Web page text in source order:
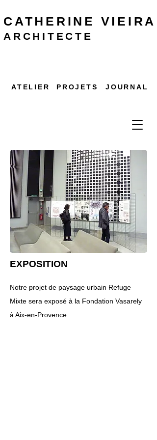
CATHERINE VIEIRA
ARCHITECTE
ATELIER JOURNAL
PROJETS
EXPOSITION
Notre projet de paysage urbain Refuge
Mixte sera exposé à la Fondation Vasarely
à Aix-en-Provence.